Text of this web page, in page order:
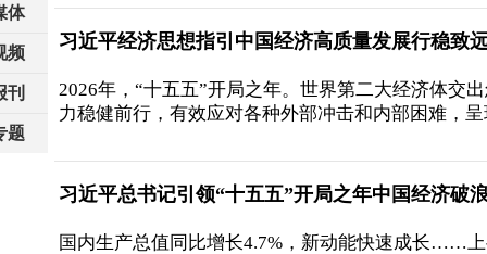
习近平经济思想指引中国经济高质量发展行稳致
2026年，“十五五”开局之年。世界第二大经济体
力稳健前行，有效应对各种外部冲击和内部困难，
习近平总书记引领“十五五”开局之年中国经济破
国内生产总值同比增长4.7%，新动能快速成长……
体
频
刊
题